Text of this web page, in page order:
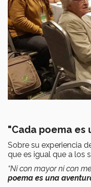
"Cada poema es
Sobre su experiencia
que es igual que a los
“Ni con mayor ni con
poema es una